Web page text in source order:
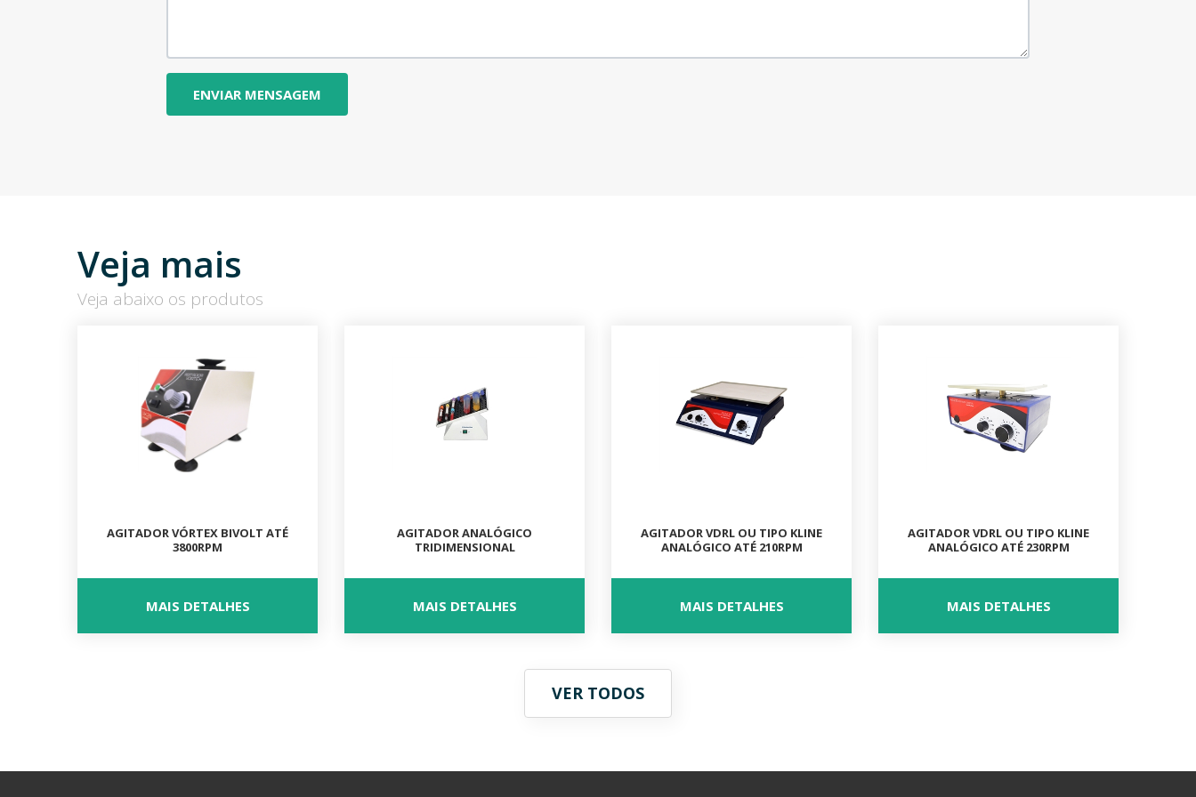
Veja mais
Veja abaixo os produtos
AGITADOR VÓRTEX BIVOLT ATÉ
3800RPM
MAIS DETALHES
AGITADOR ANALÓGICO
TRIDIMENSIONAL
MAIS DETALHES
AGITADOR VDRL OU TIPO KLINE
ANALÓGICO ATÉ 210RPM
MAIS DETALHES
AGITADOR VDRL OU TIPO KLINE
ANALÓGICO ATÉ 230RPM
MAIS DETALHES
VER TODOS